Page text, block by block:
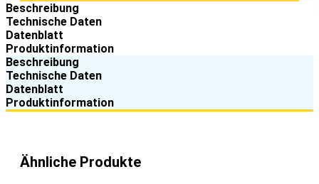
Beschreibung
Technische Daten
Datenblatt
Produktinformation
Beschreibung
Technische Daten
Datenblatt
Produktinformation
Ähnliche Produkte